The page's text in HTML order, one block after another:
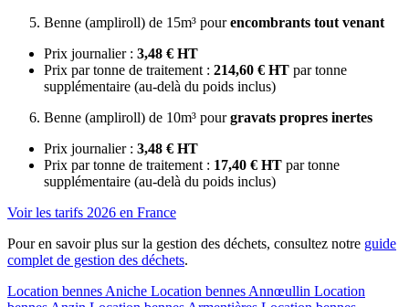
Benne (ampliroll) de 15m³ pourencombrants tout venant
Prix journalier : 3,48 € HT
Prix par tonne de traitement : 214,60 € HT par tonne
supplémentaire (au-delà du poids inclus)
Benne (ampliroll) de 10m³ pourgravats propres inertes
Prix journalier : 3,48 € HT
Prix par tonne de traitement : 17,40 € HT par tonne
supplémentaire (au-delà du poids inclus)
Voir les tarifs 2026 en France
Pour en savoir plus sur la gestion des déchets, consultez notre guide
complet de gestion des déchets.
Location bennes Aniche Location bennes Annœullin Location